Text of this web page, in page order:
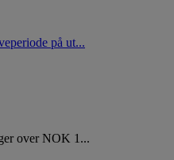
på ut...
over NOK 1...